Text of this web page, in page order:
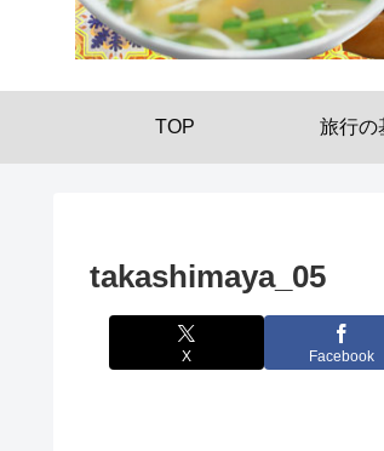
TOP 旅行の
takashimaya_05
X Facebook